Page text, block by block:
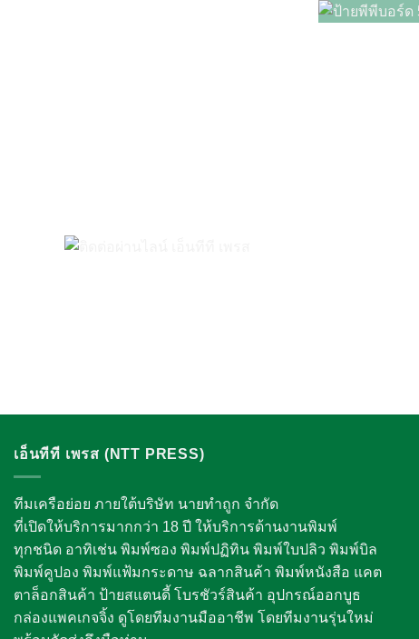
เอ็นทีที เพรส (NTT PRESS)
ทีมเครือย่อย ภายใต้บริษัท นายทำถูก จำกัด
ที่เปิดให้บริการมากกว่า 18 ปี ให้บริการด้านงานพิมพ์
ทุกชนิด อาทิเช่น พิมพ์ซอง พิมพ์ปฏิทิน พิมพ์ใบปลิว พิมพ์บิล
พิมพ์คูปอง พิมพ์แฟ้มกระดาษ ฉลากสินค้า พิมพ์หนังสือ แคต
ตาล็อกสินค้า ป้ายสแตนดี้ โบรชัวร์สินค้า อุปกรณ์ออกบูธ
กล่องแพคเกจจิ้ง ดูโดยทีมงานมืออาชีพ โดยทีมงานรุ่นใหม่